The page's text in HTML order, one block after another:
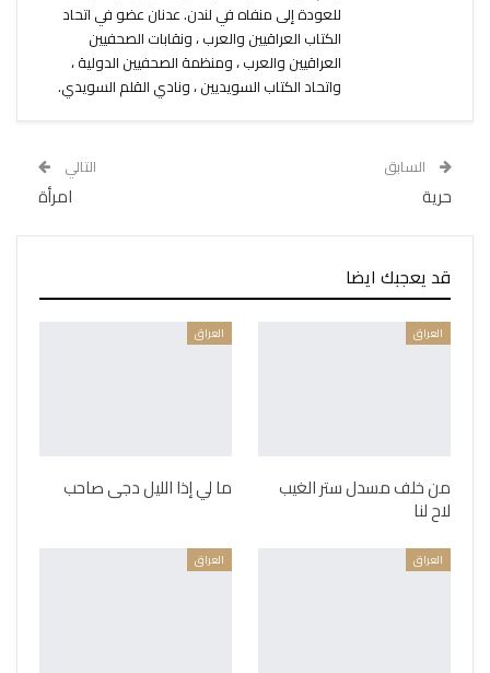
للعودة إلى منفاه في لندن. عدنان عضو في اتحاد
الكتاب العراقيين والعرب ، ونقابات الصحفيين
العراقيين والعرب ، ومنظمة الصحفيين الدولية ،
واتحاد الكتاب السويديين ، ونادي القلم السويدي.
السابق
حرية
التالي
امرأة
قد يعجبك ايضا
العراق
من خلف مسدل ستر الغيب
لاح لنا
العراق
ما لي إذا الليل دجى صاحب
العراق العراق